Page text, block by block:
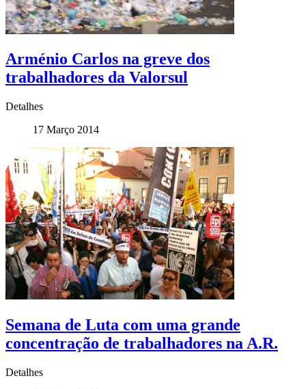
Arménio Carlos na greve dos
trabalhadores da Valorsul
Detalhes
17 Março 2014
Semana de Luta com uma grande
concentração de trabalhadores na A.R.
Detalhes